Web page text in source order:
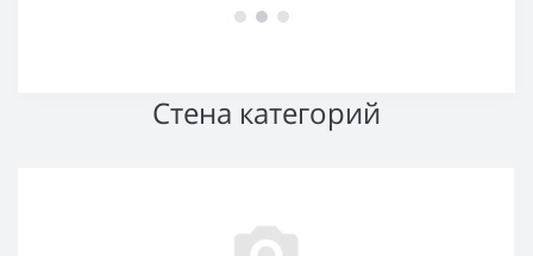
Стена категорий